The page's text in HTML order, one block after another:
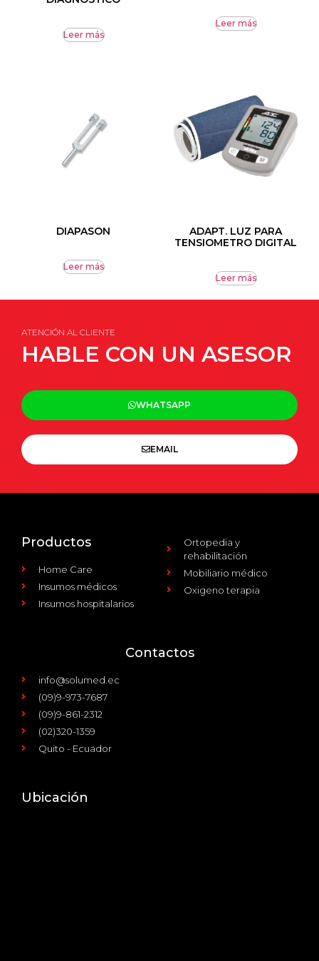
Leer más
Leer más
DIAPASON
Leer más
ADAPT. LUZ PARA
TENSIOMETRO DIGITAL
Leer más
ATENCIÓN AL CLIENTE
HABLE CON UN ASESOR
WHATSAPP
EMAIL
Productos
Home Care
Insumos médicos
Insumos hospitalarios
Ortopedia y
rehabilitación
Mobiliario médico
Oxigeno terapia
Contactos
info@solumed.ec
(09)9-973-7687
(09)9-861-2312
(02)320-1359
Quito - Ecuador
Ubicación